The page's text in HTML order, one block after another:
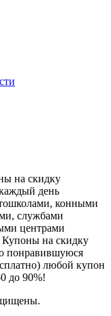
на скидку
день
конными
службами
центрами
Купоны на скидку
понравившуюся
любой купон
до 90%!